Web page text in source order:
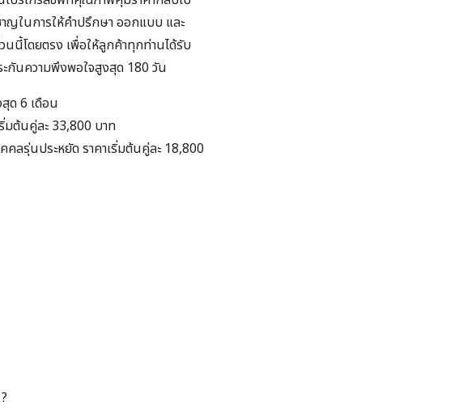
ญในการให้คำปรึกษา ออกแบบ และ
วนนี้โดยตรง เพื่อให้ลูกค้าทุกท่านได้รับ
กันความพึงพอใจสูงสุด 180 วัน
ด 6 เดือน
มต้นคู่ละ 33,800 บาท
ลรุ่นประหยัด ราคาเริ่มต้นคู่ละ 18,800